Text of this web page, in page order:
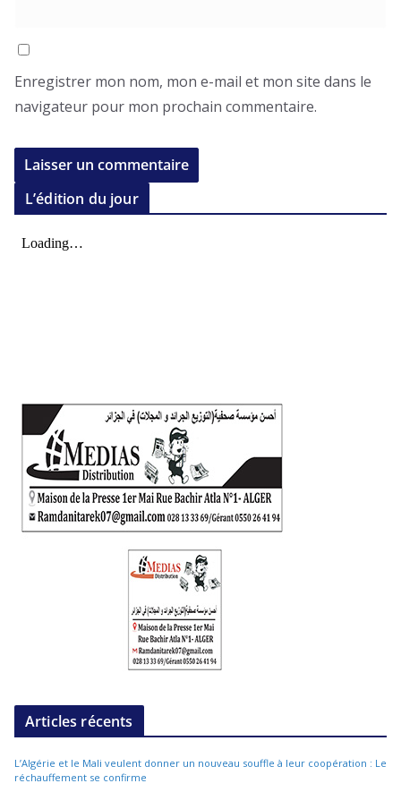
Enregistrer mon nom, mon e-mail et mon site dans le
navigateur pour mon prochain commentaire.
L’édition du jour
Articles récents
L’Algérie et le Mali veulent donner un nouveau souffle à leur coopération : Le
réchauffement se confirme